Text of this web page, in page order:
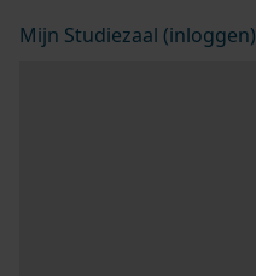
Mijn Studiezaal (inloggen)